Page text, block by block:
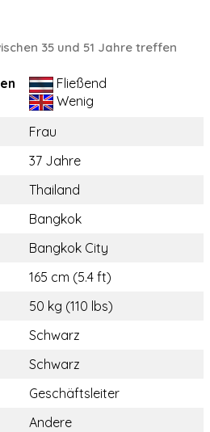
35 und 51 Jahre treffen
Fließend
Wenig
Frau
37 Jahre
Thailand
Bangkok
Bangkok City
165 cm (5.4 ft)
50 kg (110 lbs)
Schwarz
Schwarz
Geschäftsleiter
Andere